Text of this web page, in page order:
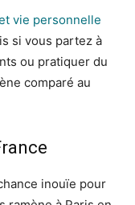
vie personnelle
si vous partez à
ou pratiquer du
comparé au
inouïe pour